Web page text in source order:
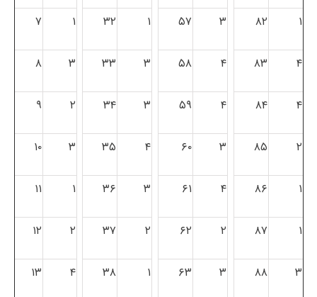
۱ ۸۲ ۳ ۵۷ ۱ ۳۲ ۱ ۷
۴ ۸۳ ۴ ۵۸ ۳ ۳۳ ۳ ۸
۴ ۸۴ ۴ ۵۹ ۳ ۳۴ ۲ ۹
۲ ۸۵ ۳ ۶۰ ۴ ۳۵ ۳ ۱۰
۱ ۸۶ ۴ ۶۱ ۳ ۳۶ ۱ ۱۱
۱ ۸۷ ۲ ۶۲ ۲ ۳۷ ۲ ۱۲
۳ ۸۸ ۳ ۶۳ ۱ ۳۸ ۴ ۱۳